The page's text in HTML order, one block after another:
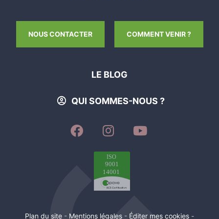
Ouvert
NOUS CONTACTER COMMENT VENIR ?
LE BLOG
QUI SOMMES-NOUS ?
SUIVEZ-
NOUS
SUR
SUIVEZ-
NOUS
SUR
Plan du site - Mentions légales - Éditer mes cookies -